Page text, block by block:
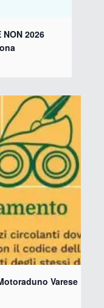
NON 2026
Varese